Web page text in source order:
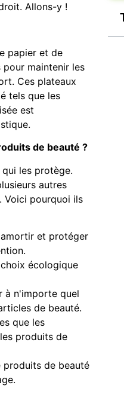
Allons-y !
papier et de
maintenir les
Ces plateaux
tels que les
est
de beauté ?
les protège.
autres
Voici pourquoi ils
et protéger
écologique
à n'importe quel
de beauté.
que les
produits de
produits de beauté